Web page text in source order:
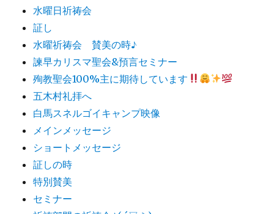
水曜日祈祷会
証し
水曜祈祷会 賛美の時♪
諫早カリスマ聖会&預言セミナー
殉教聖会100%主に期待しています
五木村礼拝へ
白馬スネルゴイキャンプ映像
メインメッセージ
ショートメッセージ
証しの時
特別賛美
セミナー